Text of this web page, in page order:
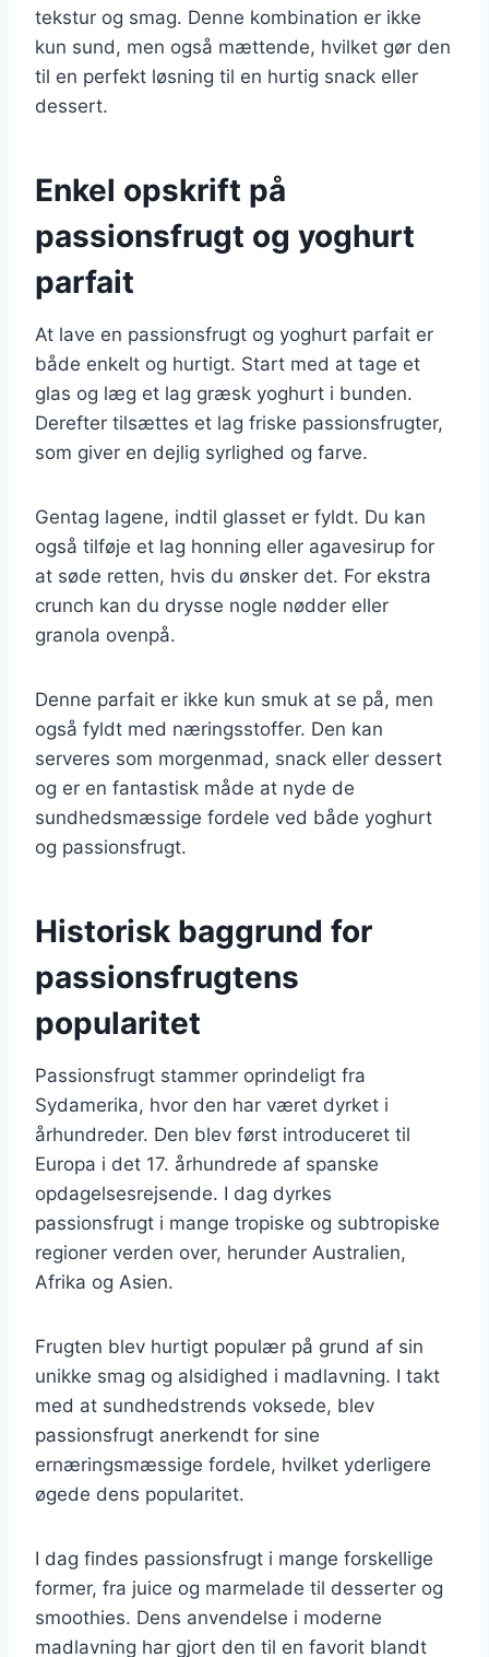
tekstur og smag. Denne kombination er ikke
kun sund, men også mættende, hvilket gør den
til en perfekt løsning til en hurtig snack eller
dessert.
Enkel opskrift på
passionsfrugt og yoghurt
parfait
At lave en passionsfrugt og yoghurt parfait er
både enkelt og hurtigt. Start med at tage et
glas og læg et lag græsk yoghurt i bunden.
Derefter tilsættes et lag friske passionsfrugter,
som giver en dejlig syrlighed og farve.
Gentag lagene, indtil glasset er fyldt. Du kan
også tilføje et lag honning eller agavesirup for
at søde retten, hvis du ønsker det. For ekstra
crunch kan du drysse nogle nødder eller
granola ovenpå.
Denne parfait er ikke kun smuk at se på, men
også fyldt med næringsstoffer. Den kan
serveres som morgenmad, snack eller dessert
og er en fantastisk måde at nyde de
sundhedsmæssige fordele ved både yoghurt
og passionsfrugt.
Historisk baggrund for
passionsfrugtens
popularitet
Passionsfrugt stammer oprindeligt fra
Sydamerika, hvor den har været dyrket i
århundreder. Den blev først introduceret til
Europa i det 17. århundrede af spanske
opdagelsesrejsende. I dag dyrkes
passionsfrugt i mange tropiske og subtropiske
regioner verden over, herunder Australien,
Afrika og Asien.
Frugten blev hurtigt populær på grund af sin
unikke smag og alsidighed i madlavning. I takt
med at sundhedstrends voksede, blev
passionsfrugt anerkendt for sine
ernæringsmæssige fordele, hvilket yderligere
øgede dens popularitet.
I dag findes passionsfrugt i mange forskellige
former, fra juice og marmelade til desserter og
smoothies. Dens anvendelse i moderne
madlavning har gjort den til en favorit blandt